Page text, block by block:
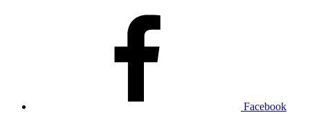
Facebook